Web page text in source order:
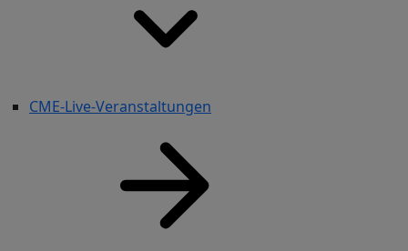
CME-Live-Veranstaltungen